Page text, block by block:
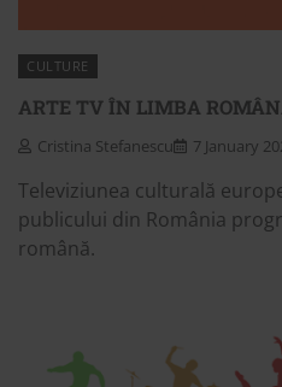
CULTURE
ARTE TV ÎN LIMBA
Cristina Stefanescu 7 January
Televiziunea culturală
publicului din România
română.